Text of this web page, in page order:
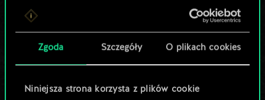
Zgoda Szczegóły O plikach cookies
Niniejsza strona korzysta z plików cookie
Lubisz grać tą talią?
Pomóż społeczności
odkryć jej
potencjał!